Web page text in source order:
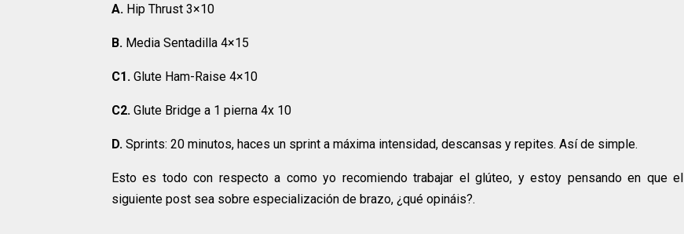
A. Hip Thrust 3×10
B. Media Sentadilla 4×15
C1. Glute Ham-Raise 4×10
C2. Glute Bridge a 1 pierna 4x 10
D. Sprints: 20 minutos, haces un sprint a máxima intensidad, descansas y repites. Así de simple.
Esto es todo con respecto a como yo recomiendo trabajar el glúteo, y estoy pensando en que el
siguiente post sea sobre especialización de brazo, ¿qué opináis?.